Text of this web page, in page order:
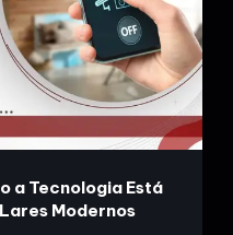
a Tecnologia Está
Modernos